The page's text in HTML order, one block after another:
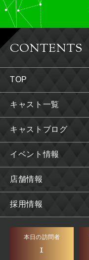
CONTENTS
TOP
キャスト一覧
キャストブログ
イベント情報
店舗情報
採用情報
本日の訪問者
1